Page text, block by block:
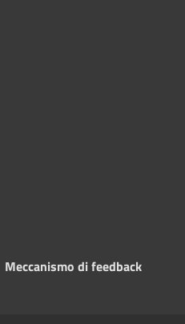
Meccanismo di feedback